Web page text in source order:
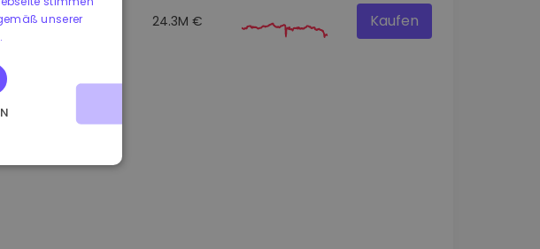
3.2B € 24.3M € Kaufen
unserer